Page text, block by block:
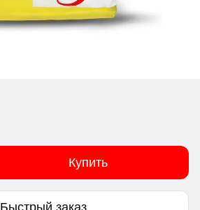
Купить
Быстрый заказ